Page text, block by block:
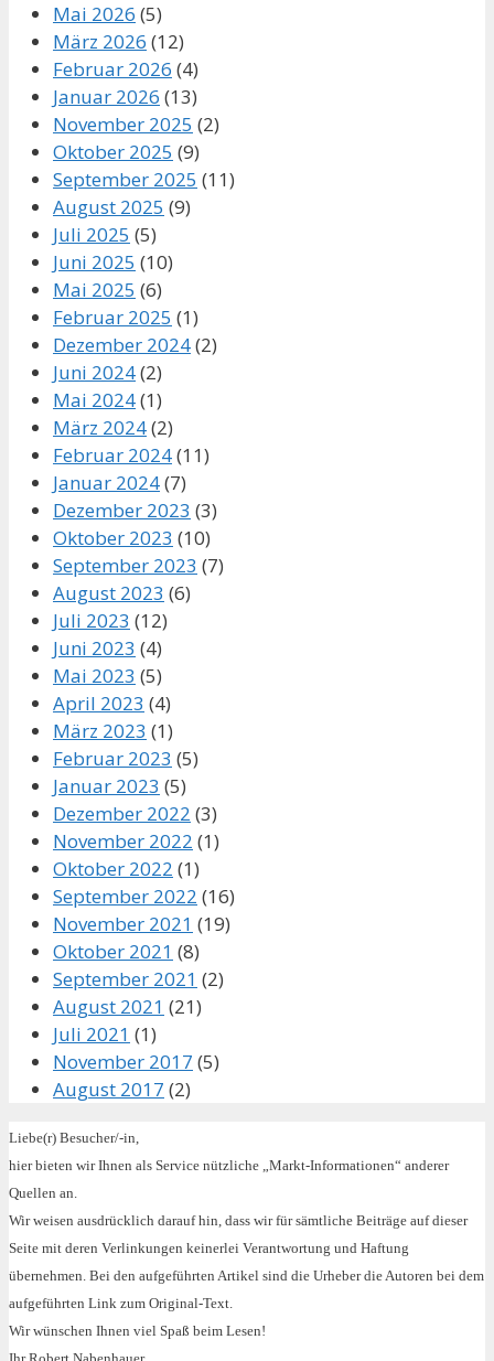
Mai 2026 (5)
März 2026 (12)
Februar 2026 (4)
Januar 2026 (13)
November 2025 (2)
Oktober 2025 (9)
September 2025 (11)
August 2025 (9)
Juli 2025 (5)
Juni 2025 (10)
Mai 2025 (6)
Februar 2025 (1)
Dezember 2024(2)
Juni 2024(2)
Mai 2024(1)
März 2024(2)
Februar 2024(11)
Januar 2024(7)
Dezember 2023 (3)
Oktober 2023 (10)
September 2023 (7)
August 2023 (6)
Juli 2023 (12)
Juni 2023 (4)
Mai 2023 (5)
April 2023 (4)
März 2023 (1)
Februar 2023 (5)
Januar 2023 (5)
Dezember 2022 (3)
November 2022 (1)
Oktober 2022 (1)
September 2022 (16)
November 2021 (19)
Oktober 2021 (8)
September 2021 (2)
August 2021 (21)
Juli 2021 (1)
November 2017 (5)
August 2017 (2)
Liebe(r) Besucher/-in,
hier bieten wir Ihnen als Service nützliche „Markt-Informationen“ anderer
Quellen an.
Wir weisen ausdrücklich darauf hin, dass wir für sämtliche Beiträge auf dieser
Seite mit deren Verlinkungen keinerlei Verantwortung und Haftung
übernehmen. Bei den aufgeführten Artikel sind die Urheber die Autoren bei dem
aufgeführten Link zum Original-Text.
Wir wünschen Ihnen viel Spaß beim Lesen!